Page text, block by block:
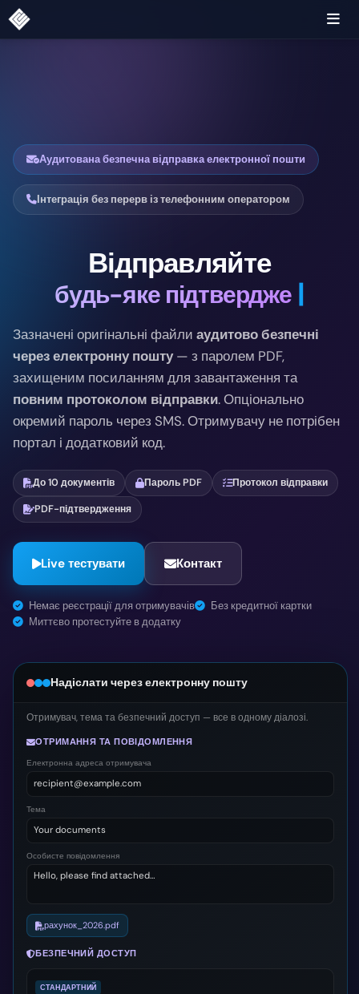
Аудитована безпечна відправка електронної пошти
Інтеграція без перерв із телефонним оператором
Відправляйте
кожен док
Зазначені оригінальні файли аудитово безпечні
через електронну пошту— з паролем PDF,
захищеним посиланням для завантаження та
повним протоколом відправки. Опціонально
окремий пароль через SMS. Отримувачу не потрібен
портал і додатковий код.
До 10 документів Пароль PDF Протокол відправки
PDF-підтвердження
Live тестувати Контакт
Немає реєстрації для отримувачів
Без кредитної картки
Миттєво протестуйте в додатку
Надіслати через електронну пошту
Отримувач, тема та безпечний доступ — все в одному діалозі.
ОТРИМАННЯ ТА ПОВІДОМЛЕННЯ
Електронна адреса отримувача
recipient@example.com
Тема
Your documents
Особисте повідомлення
Hello, please find attached…
рахунок_2026.pdf
БЕЗПЕЧНИЙ ДОСТУП
СТАНДАРТНИЙ